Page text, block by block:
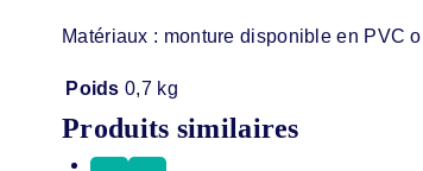
Matériaux : monture disponible en PVC
Poids 0,7 kg
Produits similaires